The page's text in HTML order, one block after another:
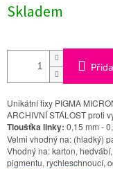
cena:
Skladem
Unikátní fixy PIGMA
ARCHIVNÍ STÁLOST proti
Tloušťka linky: 0,15 mm -
Velmi vhodný na: (hladký)
Vhodný na: karton,
pigmentu, rychleschnoucí,